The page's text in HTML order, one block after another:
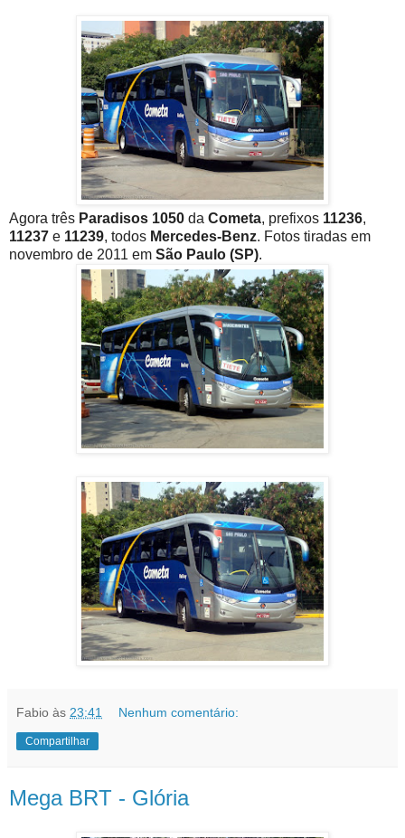
Agora três Paradisos 1050 da Cometa, prefixos 11236,
11237 e 11239, todos Mercedes-Benz. Fotos tiradas em
novembro de 2011 em São Paulo (SP).
Fabio às 23:41 Nenhum comentário:
Compartilhar
Mega BRT - Glória